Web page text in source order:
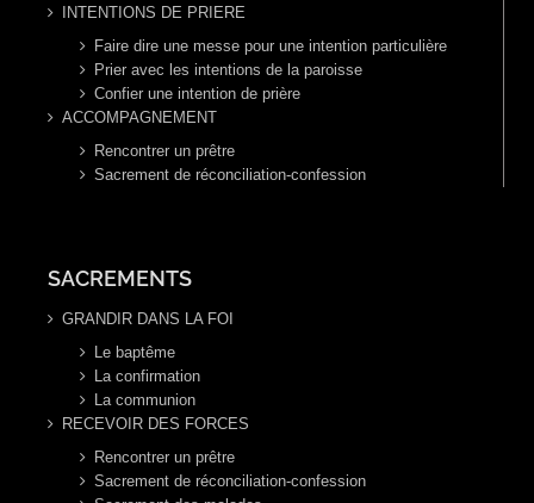
INTENTIONS DE PRIERE
Faire dire une messe pour une intention particulière
Prier avec les intentions de la paroisse
Confier une intention de prière
ACCOMPAGNEMENT
Rencontrer un prêtre
Sacrement de réconciliation-confession
SACREMENTS
GRANDIR DANS LA FOI
Le baptême
La confirmation
La communion
RECEVOIR DES FORCES
Rencontrer un prêtre
Sacrement de réconciliation-confession